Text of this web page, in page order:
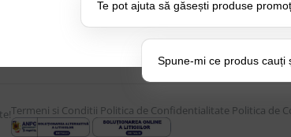
Politica de returnare a
BLOG –
Setări
Termeni si Conditii Politica de Confidentialitate Politica de
Te pot ajuta să găsești produse
Spune-mi ce produs cauți